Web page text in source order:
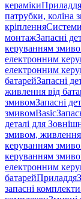
керамікиПриладдя
патрубки, коліна
кріплення
монтажЗапасні
керуванням
електронним
електронним
батарейЗапасні
живлення від
змивомЗапасні
змивомBasic
деталі для
змивом, живлення
керуванням
керуванням
електронним
батарейПриладдя
запасні комплекти